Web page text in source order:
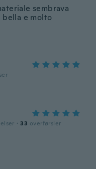
sembrava
bella e molto
· 33 overførsler